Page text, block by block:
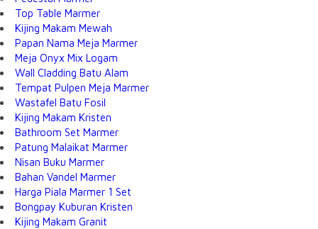
Top Table Marmer
Kijing Makam Mewah
Papan Nama Meja Marmer
Meja Onyx Mix Logam
Wall Cladding Batu Alam
Tempat Pulpen Meja Marmer
Wastafel Batu Fosil
Kijing Makam Kristen
Bathroom Set Marmer
Patung Malaikat Marmer
Nisan Buku Marmer
Bahan Vandel Marmer
Harga Piala Marmer 1 Set
Bongpay Kuburan Kristen
Kijing Makam Granit